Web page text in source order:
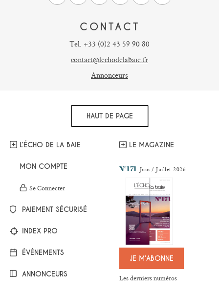
CONTACT
Tel. +33 (0)2 43 59 90 80
contact@lechodelabaie.fr
Annonceurs
HAUT DE PAGE
L’ÉCHO DE LA BAIE
MON COMPTE
Se Connecter
PAIEMENT SÉCURISÉ
INDEX PRO
ÉVÉNEMENTS
ANNONCEURS
LE MAGAZINE
N°171 Juin / Juillet 2026
JE M’ABONNE
Les derniers numéros